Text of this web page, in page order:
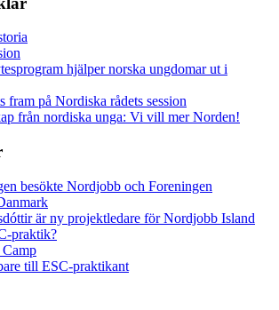
hjälper norska ungdomar ut i
fram på Nordiska rådets session
från nordiska unga: Vi vill mer Norden!
besökte Nordjobb och Foreningen
är ny projektledare för Nordjobb Island
praktik?
till ESC-praktikant